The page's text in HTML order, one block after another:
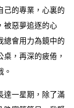
己的專業，心裏的
被惡夢追逐的心
總會用力為鏡中的
，再深的疲倦，
。
達一星期，除了滿